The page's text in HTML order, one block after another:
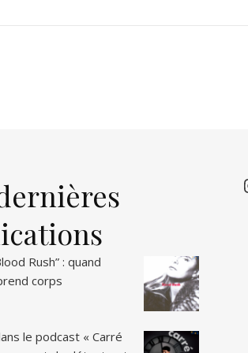
Rush” : quand
corps
le podcast « Carré